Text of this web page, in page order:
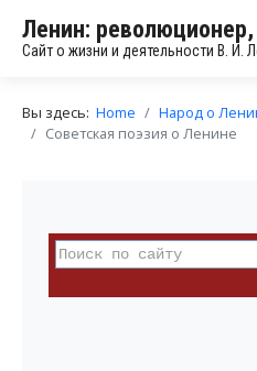
Ленин:
Сайт о жизни и деятельности В. И.
Вы здесь: Home
Народ о
Советская поэзия о Ленине